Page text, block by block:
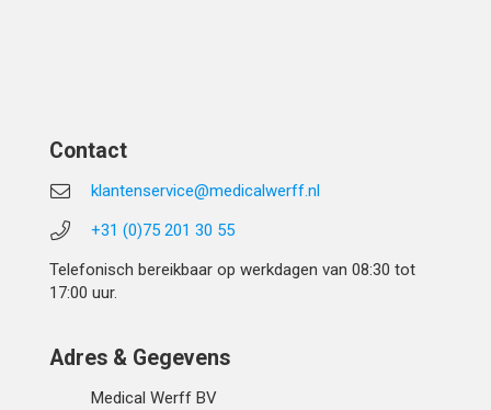
Contact
klantenservice@medicalwerff.nl
+31 (0)75 201 30 55
Telefonisch bereikbaar op werkdagen van 08:30 tot
17:00 uur.
Adres & Gegevens
Medical Werff BV